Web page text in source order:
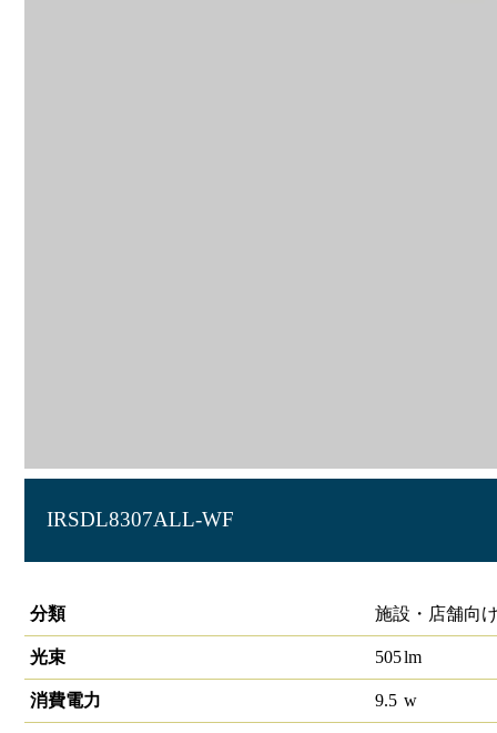
IRSDL8307ALL-WF
分類
施設・店舗向
光束 505lm
消費電力 9.5 w